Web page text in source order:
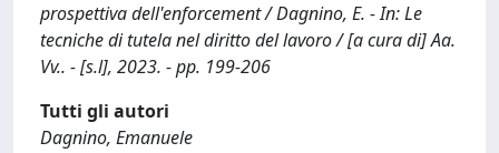
prospettiva dell'enforcement / Dagnino, E. - In: Le
tecniche di tutela nel diritto del lavoro / [a cura di] Aa.
Vv.. - [s.l], 2023. - pp. 199-206
Tutti gli autori
Dagnino, Emanuele